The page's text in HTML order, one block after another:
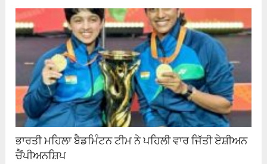
ਭਾਰਤੀ ਮਹਿਲਾ ਬੈਡਮਿੰਟਨ ਟੀਮ ਨੇ ਪਹਿਲੀ ਵਾਰ ਜਿੱਤੀ ਏਸ਼ੀਅਨ
ਚੈਂਪੀਅਨਸ਼ਿਪ